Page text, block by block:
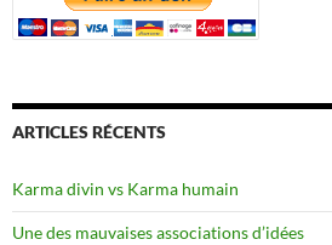
ARTICLES RÉCENTS
Karma divin vs Karma humain
Une des mauvaises associations d’idées